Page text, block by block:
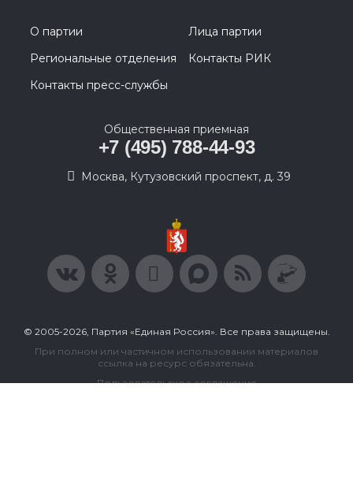
О партии
Лица партии
Региональные отделения
Контакты РИК
Контакты пресс-службы
Общественная приемная
+7 (495) 788-44-93
Москва, Кутузовский проспект, д. 39
© 2005-2026, Партия «Единая Россия». Все права защищены.
При полном или частичном использовании материалов
ссылка на ресурс обязательна.
Пользовательское соглашение